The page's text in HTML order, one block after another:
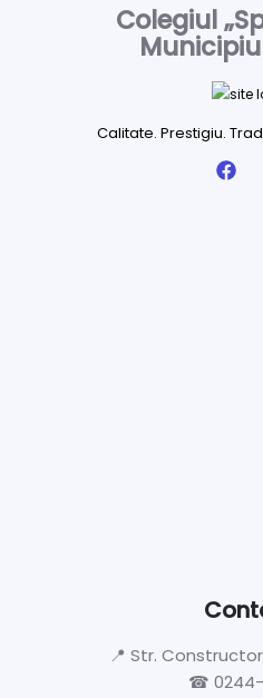
Colegiul
Calitate. Prestigiu.
📍 Str.
☎ 0244-